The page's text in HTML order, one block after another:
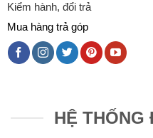
Kiểm hành, đổi trả
Mua hàng trả góp
HỆ THỐNG